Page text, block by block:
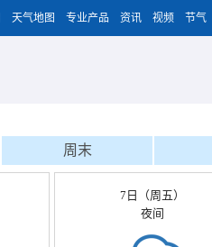
天气地图 专业产品 资讯 视频 节气
周末
7日（周五）
夜间